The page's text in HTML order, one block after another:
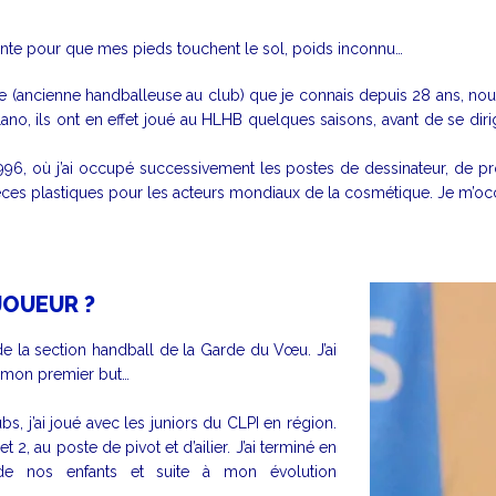
pour que mes pieds touchent le sol, poids inconnu…
handballeuse au club) que je connais depuis 28 ans,
ils ont en effet joué au HLHB quelques saisons, avant de se
où j’ai occupé successivement les postes de dessinateur, de
plastiques pour les acteurs mondiaux de la cosmétique. Je
?
la section handball de la Garde du Vœu. J’ai
premier but…
j’ai joué avec les juniors du CLPI en région.
2, au poste de pivot et d’ailier. J’ai terminé en
nos enfants et suite à mon évolution